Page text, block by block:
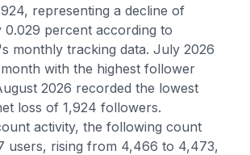
representing a decline of
0.029 percent according to
monthly tracking data. July 2026
with the highest follower
2026 recorded the lowest
loss of 1,924 followers.
activity, the following count
users, rising from 4,466 to 4,473,